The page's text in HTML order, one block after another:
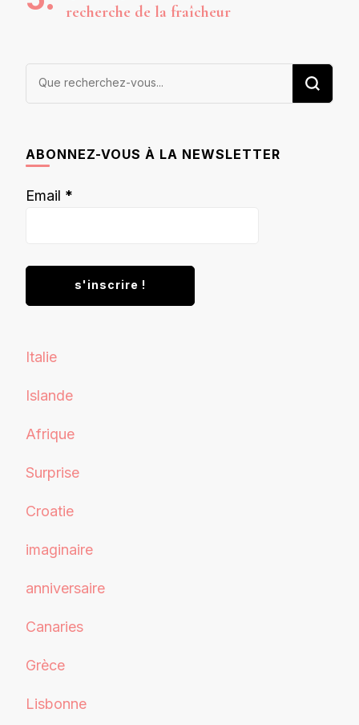
recherche de la fraîcheur
Vous
ABONNEZ-VOUS À LA NEWSLETTER
Email *
Italie
Islande
Afrique
Surprise
Croatie
imaginaire
anniversaire
Canaries
Grèce
Lisbonne